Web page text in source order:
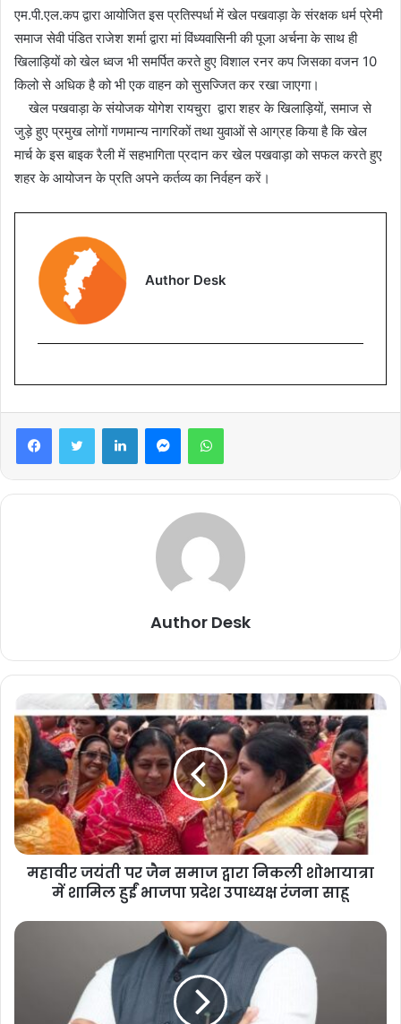
एम.पी.एल.कप द्वारा आयोजित इस प्रतिस्पर्धा में खेल पखवाड़ा के संरक्षक धर्म प्रेमी
समाज सेवी पंडित राजेश शर्मा द्वारा मां विंध्यवासिनी की पूजा अर्चना के साथ ही
खिलाड़ियों को खेल ध्वज भी समर्पित करते हुए विशाल रनर कप जिसका वजन 10
किलो से अधिक है को भी एक वाहन को सुसज्जित कर रखा जाएगा।
खेल पखवाड़ा के संयोजक योगेश रायचुरा द्वारा शहर के खिलाड़ियों, समाज से
जुड़े हुए प्रमुख लोगों गणमान्य नागरिकों तथा युवाओं से आग्रह किया है कि खेल
मार्च के इस बाइक रैली में सहभागिता प्रदान कर खेल पखवाड़ा को सफल करते हुए
शहर के आयोजन के प्रति अपने कर्तव्य का निर्वहन करें।
Author Desk
FacebookTwitter LinkedInMessengerWhatsApp
Author Desk
महावीर जयंती पर जैन समाज द्वारा निकली शोभायात्रा
में शामिल हुईं भाजपा प्रदेश उपाध्यक्ष रंजना साहू